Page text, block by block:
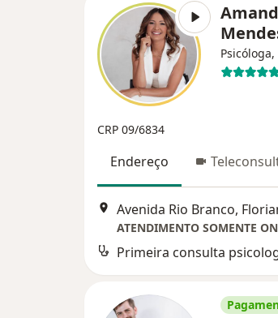
CRP 09/6834
Endereço
Avenida Rio Branco,
ATENDIMENTO SOMENTE
Primeira consulta